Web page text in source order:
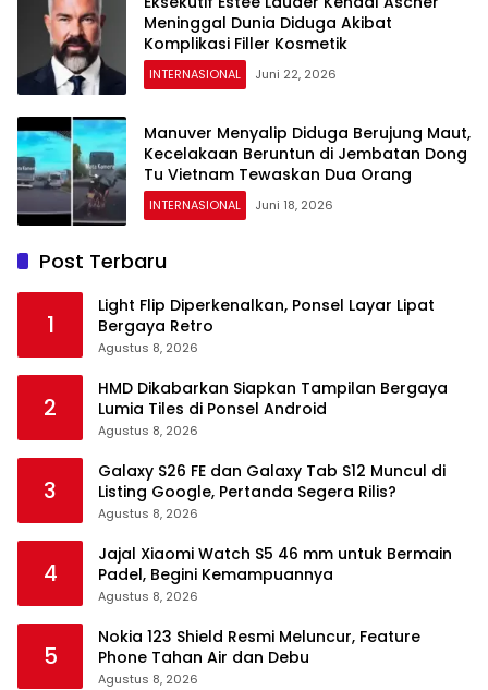
Meninggal Dunia Diduga Akibat
Komplikasi Filler Kosmetik
INTERNASIONAL Juni 22, 2026
Manuver Menyalip Diduga Berujung Maut,
Kecelakaan Beruntun di Jembatan Dong
Tu Vietnam Tewaskan Dua Orang
INTERNASIONAL Juni 18, 2026
Post Terbaru
1
Light Flip Diperkenalkan, Ponsel Layar Lipat
Bergaya Retro
Agustus 8, 2026
2
HMD Dikabarkan Siapkan Tampilan Bergaya
Lumia Tiles di Ponsel Android
Agustus 8, 2026
3
Galaxy S26 FE dan Galaxy Tab S12 Muncul di
Listing Google, Pertanda Segera Rilis?
Agustus 8, 2026
4
Jajal Xiaomi Watch S5 46 mm untuk Bermain
Padel, Begini Kemampuannya
Agustus 8, 2026
5
Nokia 123 Shield Resmi Meluncur, Feature
Phone Tahan Air dan Debu
Agustus 8, 2026